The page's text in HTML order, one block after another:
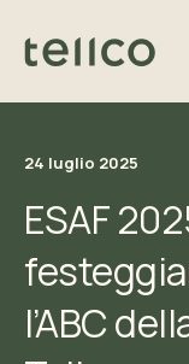
24 luglio 2025
ESAF
l’ABC